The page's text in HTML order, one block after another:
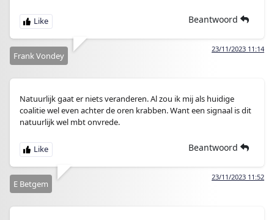
Beantwoord
23/11/2023 11:14
Frank Vondey
Natuurlijk gaat er niets veranderen. Al zou ik mij als huidige
coalitie wel even achter de oren krabben. Want een signaal is dit
natuurlijk wel mbt onvrede.
Beantwoord
23/11/2023 11:52
E Betgem